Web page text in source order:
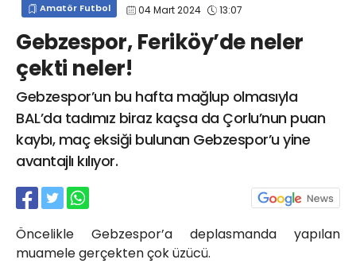
Amatör Futbol 04 Mart 2024 13:07
Gebzespor, Feriköy’de neler
çekti neler!
Gebzespor’un bu hafta mağlup olmasıyla
BAL’da tadımız biraz kaçsa da Çorlu’nun puan
kaybı, maç eksiği bulunan Gebzespor’u yine
avantajlı kılıyor.
Öncelikle Gebzespor’a deplasmanda yapılan
muamele gerçekten çok üzücü.
info@spor41.com